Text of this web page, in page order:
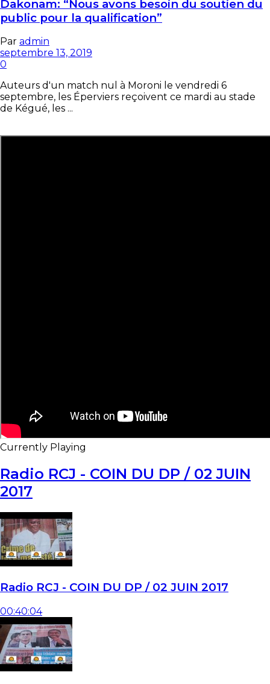
Dakonam: “Nous avons besoin du soutien du
public pour la qualification”
Par admin
septembre 13, 2019
0
Auteurs d'un match nul à Moroni le vendredi 6
septembre, les Éperviers reçoivent ce mardi au stade
de Kégué, les ...
Currently Playing
Radio RCJ - COIN DU DP / 02 JUIN
2017
Radio RCJ - COIN DU DP / 02 JUIN 2017
00:40:04